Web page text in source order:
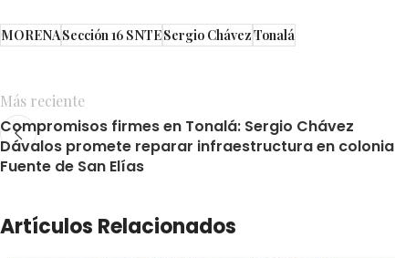
MORENASección 16 SNTESergio ChávezTonalá
Más reciente
Compromisos firmes en Tonalá: Sergio Chávez
Dávalos promete reparar infraestructura en colonia
Fuente de San Elías
Artículos Relacionados